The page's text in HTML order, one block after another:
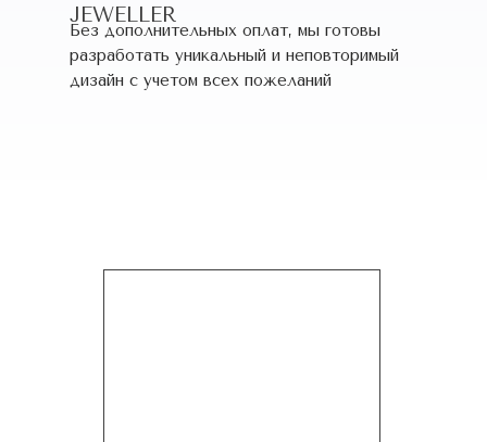
JEWELLER
Без дополнительных оплат, мы готовы
разработать уникальный и неповторимый
дизайн c учетом всех пожеланий